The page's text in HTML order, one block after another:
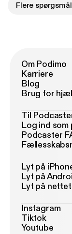
Flere
Om Podimo
Karriere
Blog
Brug for
Til
Log ind
Podcaster
Lyt på
Lyt på
Lyt på nettet
Instagram
Tiktok
Youtube